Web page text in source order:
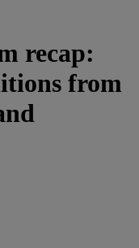
recap:
from